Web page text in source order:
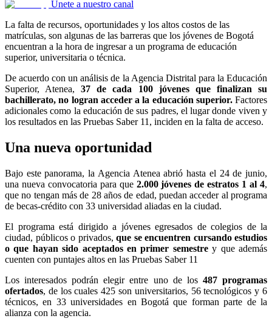
Únete a nuestro canal
La falta de recursos, oportunidades y los altos costos de las
matrículas, son algunas de las barreras que los jóvenes de Bogotá
encuentran a la hora de ingresar a un programa de educación
superior, universitaria o técnica.
De acuerdo con un análisis de la Agencia Distrital para la Educación
Superior, Atenea,37 de cada 100 jóvenes que finalizan su
bachillerato, no logran acceder a la educación superior.Factores
adicionales como la educación de sus padres, el lugar donde viven y
los resultados en las Pruebas Saber 11, inciden en la falta de acceso.
Una nueva oportunidad
Bajo este panorama, la Agencia Atenea abrió hasta el 24 de junio,
una nueva convocatoria para que 2.000 jóvenes de estratos 1 al 4,
que no tengan más de 28 años de edad, puedan acceder al programa
de becas-crédito con 33 universidad aliadas en la ciudad.
El programa está dirigido a jóvenes egresados de colegios de la
ciudad, públicos o privados, que se encuentren cursando estudios
o que hayan sido aceptados en primer semestrey que además
cuenten con puntajes altos en las Pruebas Saber 11
Los interesados podrán elegir entre uno de los 487 programas
ofertados, de los cuales 425 son universitarios, 56 tecnológicos y 6
técnicos, en 33 universidades en Bogotá que forman parte de la
alianza con la agencia.